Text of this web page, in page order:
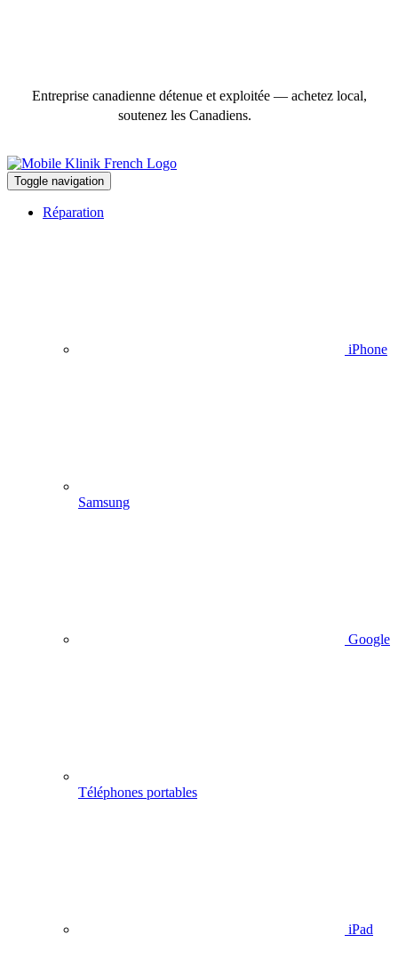
Entreprise canadienne détenue et exploitée — achetez local,
soutenez les Canadiens.
Toggle navigation
Réparation
iPhone
Samsung
Google
Téléphones portables
iPad